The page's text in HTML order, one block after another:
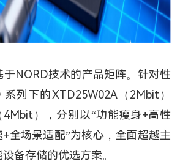
NORD技术的产品矩阵。针对性
列下的XTD25W02A（2Mbit）
4Mbit），分别以“功能瘦身+高性
全场景适配”为核心，全面超越主
备存储的优选方案。